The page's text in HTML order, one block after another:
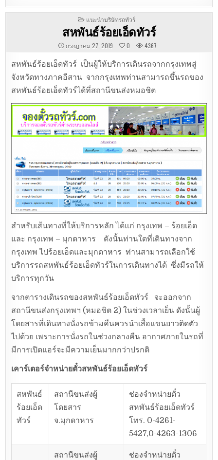
POSTED
IN
แนะนำบริษัทรถทัวร์
สหพันธ์ร้อยเอ็ดทัวร์
กรกฎาคม 27, 2019 0 4367
สหพันธ์ร้อยเอ็ดทัวร์ เป็นผู้ให้บริการเดินรถจากกรุงเทพสู่
จังหวัดทางภาคอีสาน จากกรุงเทพท่านสามารถขึ้นรถของ
สหพันธ์ร้อยเอ็ดทัวร์ได้ที่สถานีขนส่งหมอชิต
สำหรับเส้นทางที่ให้บริการหลัก ได้แก่ กรุงเทพ – ร้อยเอ็ด
และ กรุงเทพ – มุกดาหาร ดังนั้นท่านใดที่เดินทางจาก
กรุงเทพ ไปร้อยเอ็ดและมุกดาหาร ท่านสามารถเลือกใช้
บริการรถสหพันธ์ร้อยเอ็ดทัวร์ในการเดินทางได้ ซึ่งมีรถให้
บริการทุกวัน
จากตารางเดินรถของสหพันธ์ร้อยเอ็ดทัวร์ จะออกจาก
สถานีขนส่งกรุงเทพฯ (หมอชิต 2) ในช่วงเวลาเย็น ดังนั้นผู้
โดยสารที่เดินทางนั่งรถข้ามคืนควรนำเสื้อแขนยาวติดตัว
ไปด้วย เพราะการนั่งรถในช่วงกลางคืน อากาศภายในรถที่
มีการเปิดแอร์จะมีความเย็นมากกว่าปรกติ
เคาร์เตอร์จำหน่ายตั๋วสหพันธ์ร้อยเอ็ดทัวร์
สหพันธ์
ร้อยเอ็ด
ทัวร์
สถานีขนส่งผู้
โดยสาร
จ.มุกดาหาร
ช่องจำหน่ายตั๋ว
สหพันธ์ร้อยเอ็ดทัวร์
โทร. 0-4261-
5427,0-4263-1306
สถานีขนส่งผู้
ช่องจำหน่ายตั๋ว